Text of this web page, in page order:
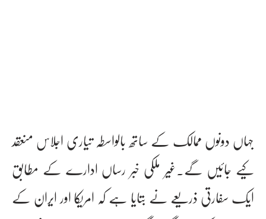
جہاں دونوں ممالک کے ساتھ بالواسطہ تیاری اجلاس منعقد
کیے جائیں گے۔غیر ملکی خبر رساں ادارے کے مطابق
ایک سفارتی ذریعے نے بتایا ہے کہ امریکا اور ایران کے